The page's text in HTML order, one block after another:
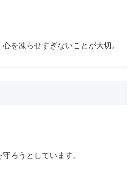
を凍らせすぎないことが大切。
ろうとしています。